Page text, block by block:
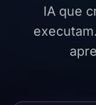
IA que